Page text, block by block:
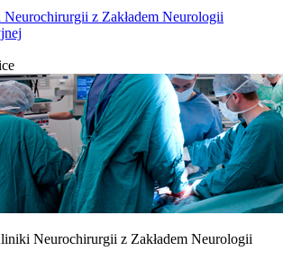
z Zakładem Neurologii
Neurochirurgii z Zakładem Neurologii